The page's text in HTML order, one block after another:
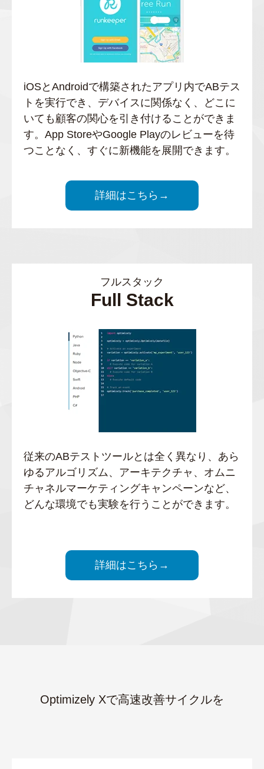
iOSとAndroidで構築されたアプリ内でABテス
トを実行でき、デバイスに関係なく、どこに
いても顧客の関心を引き付けることができま
す。App StoreやGoogle Playのレビューを待
つことなく、すぐに新機能を展開できます。
詳細はこちら→
フルスタック
Full Stack
従来のABテストツールとは全く異なり、あら
ゆるアルゴリズム、アーキテクチャ、オムニ
チャネルマーケティングキャンペーンなど、
どんな環境でも実験を行うことができます。
詳細はこちら→
Optimizely Xで高速改善サイクルを